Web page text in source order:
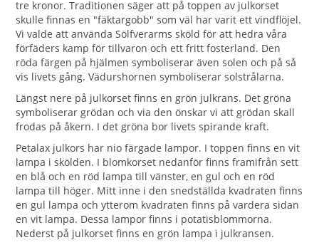
tre kronor. Traditionen säger att på toppen av julkorset
skulle finnas en "fäktargobb" som väl har varit ett vindflöjel.
Vi valde att använda Sölfverarms sköld för att hedra våra
förfäders kamp för tillvaron och ett fritt fosterland. Den
röda färgen på hjälmen symboliserar även solen och på så
vis livets gång. Vädurshornen symboliserar solstrålarna.
Längst nere på julkorset finns en grön julkrans. Det gröna
symboliserar grödan och via den önskar vi att grödan skall
frodas på åkern. I det gröna bor livets spirande kraft.
Petalax julkors har nio färgade lampor. I toppen finns en vit
lampa i skölden. I blomkorset nedanför finns framifrån sett
en blå och en röd lampa till vänster, en gul och en röd
lampa till höger. Mitt inne i den snedställda kvadraten finns
en gul lampa och ytterom kvadraten finns på vardera sidan
en vit lampa. Dessa lampor finns i potatisblommorna.
Nederst på julkorset finns en grön lampa i julkransen.